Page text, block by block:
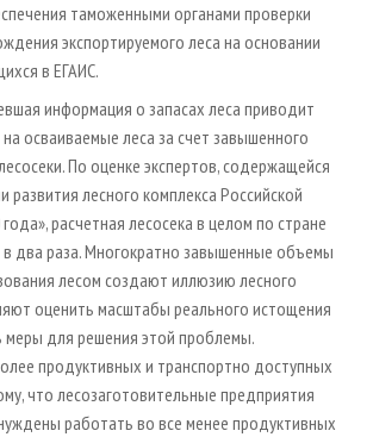
таможенными органами проверки
экспортируемого леса на основании
в ЕГАИС.
информация о запасах леса приводит
на осваиваемые леса за счет завышенного
По оценке экспертов, содержащейся
развития лесного комплекса Российской
расчетная лесосека в целом по стране
два раза. Многократно завышенные объемы
лесом создают иллюзию лесного
оценить масштабы реального истощения
меры для решения этой проблемы.
продуктивных и транспортно доступных
что лесозаготовительные предприятия
работать во все менее продуктивных